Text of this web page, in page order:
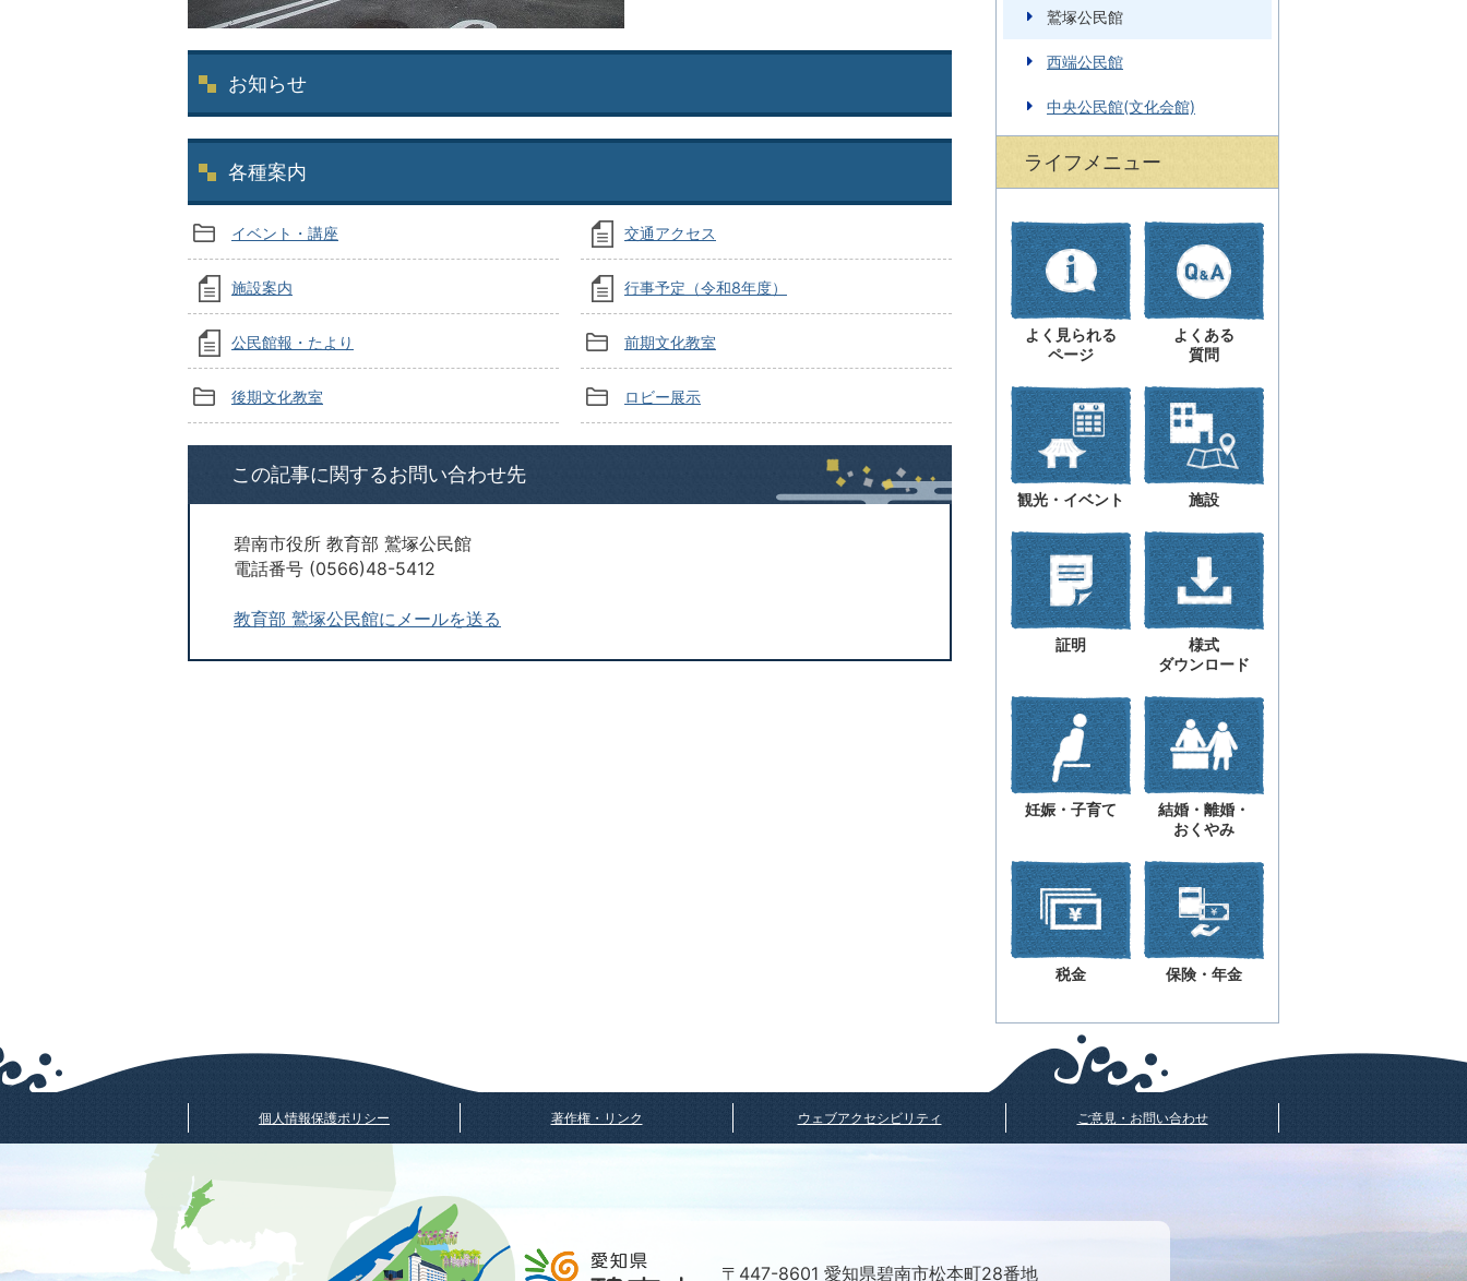
お知らせ
各種案内
イベント・講座 交通アクセス
施設案内 行事予定（令和8年度）
公民館報・たより 前期文化教室
後期文化教室 ロビー展示
この記事に関するお問い合わせ先
碧南市役所 教育部 鷲塚公民館
電話番号 (0566)48-5412
教育部 鷲塚公民館にメールを送る
鷲塚公民館
西端公民館
中央公民館(文化会館)
ライフメニュー
よく見られる
ページ
よくある
質問
観光・イベント 施設
証明
様式
ダウンロード
妊娠・子育て
結婚・離婚・
おくやみ
税金 保険・年金
個人情報保護ポリシー 著作権・リンク ウェブアクセシビリティ ご意見・お問い合わせ
〒447-8601 愛知県碧南市松本町28番地